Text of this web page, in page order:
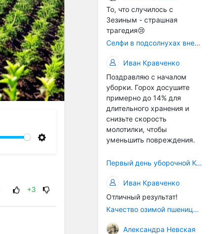
+3
кадрами. Их надо будет
все больше, чтобы
затыкать
образовывающиеся
технологические дыры. И
это в рамках
существующих реалий для
людей принимающих
решения как раз хорошо,
само село окажется при
деле, да и количество
задействованных в
сельхозпоризводстве
кадров таким образом
То, что случилось с
Зезиным - страшная
трагедия😢
Селфи в подсолнухах вне закона: За проникновение на сельхозземли без разрешения хотят штрафовать
Иван Кравченко
Поздравляю с началом
уборки. Горох досушите
примерно до 14% для
длительного хранения и
снизьте скорость
молотилки, чтобы
уменьшить повреждения.
Первый день уборочной Компании 2026🫡Считаю открытым.
Иван Кравченко
Отличный результат!
Качество озимой пшеницы 2026 год
Александра Невская